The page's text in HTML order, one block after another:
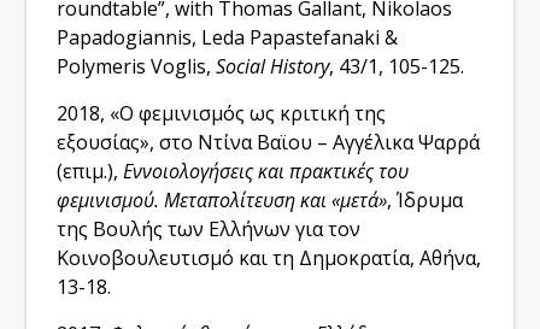
roundtable”, with Thomas Gallant, Nikolaos
Papadogiannis, Leda Papastefanaki &
Polymeris Voglis,Social History, 43/1, 105-125.
2018, «Ο φεμινισμός ως κριτική της
εξουσίας», στο Ντίνα Βαϊου – Αγγέλικα Ψαρρά
(επιμ.),Εννοιολογήσεις και πρακτικές του
φεμινισμού. Μεταπολίτευση και «μετά», Ίδρυμα
της Βουλής των Ελλήνων για τον
Κοινοβουλευτισμό και τη Δημοκρατία, Αθήνα,
13-18.